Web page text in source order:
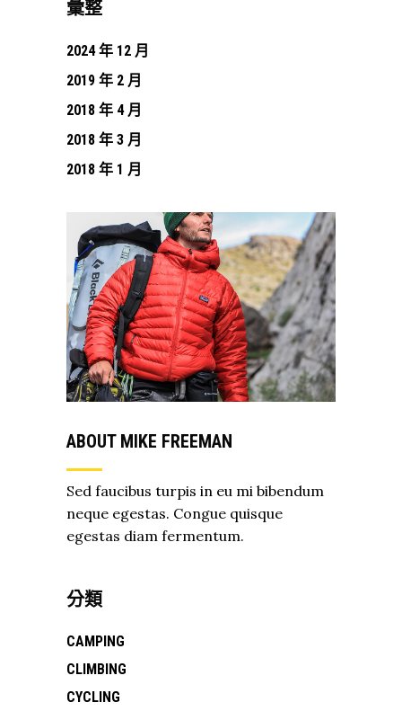
彙整
2024 年 12 月
2019 年 2 月
2018 年 4 月
2018 年 3 月
2018 年 1 月
ABOUT MIKE FREEMAN
Sed faucibus turpis in eu mi bibendum
neque egestas. Congue quisque
egestas diam fermentum.
分類
CAMPING
CLIMBING
CYCLING